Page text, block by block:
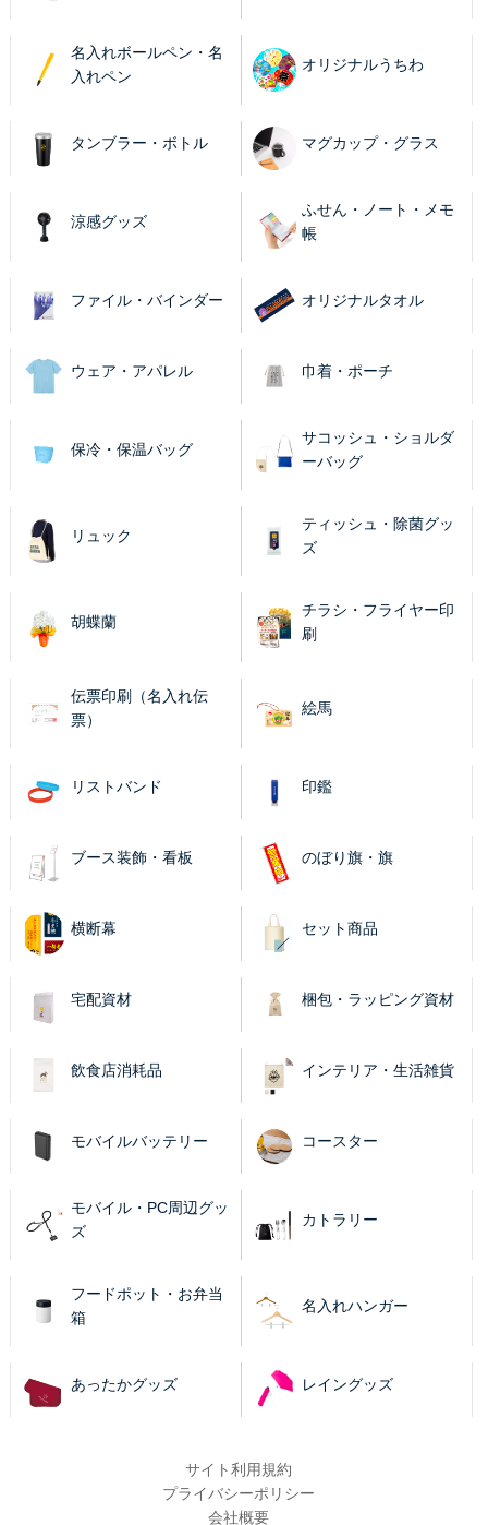
名入れボールペン・名
入れペン
オリジナルうちわ
タンブラー・ボトル マグカップ・グラス
涼感グッズ
ふせん・ノート・メモ
帳
ファイル・バインダー オリジナルタオル
ウェア・アパレル 巾着・ポーチ
保冷・保温バッグ
サコッシュ・ショルダ
ーバッグ
リュック
ティッシュ・除菌グッ
ズ
胡蝶蘭
チラシ・フライヤー印
刷
伝票印刷（名入れ伝
票）
絵馬
リストバンド 印鑑
ブース装飾・看板 のぼり旗・旗
横断幕 セット商品
宅配資材 梱包・ラッピング資材
飲食店消耗品 インテリア・生活雑貨
モバイルバッテリー コースター
モバイル・PC周辺グッ
ズ
カトラリー
フードポット・お弁当
箱
名入れハンガー
あったかグッズ レイングッズ
サイト利用規約
プライバシーポリシー
会社概要